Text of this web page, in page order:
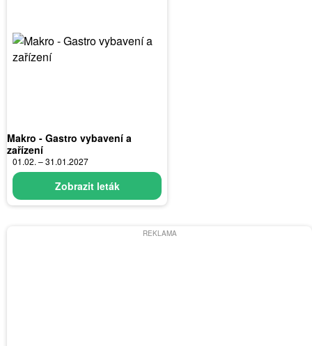
Makro - Gastro vybavení a
zařízení
01.02. – 31.01.2027
Zobrazit leták
REKLAMA